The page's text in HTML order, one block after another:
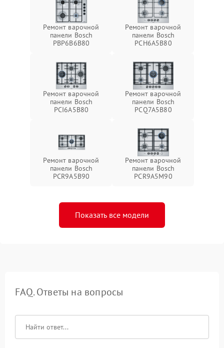
Ремонт варочной
панели Bosch
PBP6B6B80
Ремонт варочной
панели Bosch
PCH6A5B80
Ремонт варочной
панели Bosch
PCI6A5B80
Ремонт варочной
панели Bosch
PCQ7A5B80
Ремонт варочной
панели Bosch
PCR9A5B90
Ремонт варочной
панели Bosch
PCR9A5M90
Показать все модели
FAQ. Ответы на вопросы